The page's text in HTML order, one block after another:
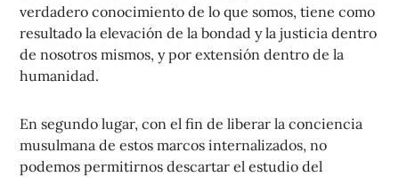
verdadero conocimiento de lo que somos, tiene como
resultado la elevación de la bondad y la justicia dentro
de nosotros mismos, y por extensión dentro de la
humanidad.
En segundo lugar, con el fin de liberar la conciencia
musulmana de estos marcos internalizados, no
podemos permitirnos descartar el estudio del